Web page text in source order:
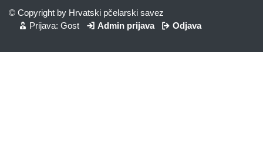
© Copyright by Hrvatski pčelarski savez
Prijava: Gost
Admin prijava Odjava